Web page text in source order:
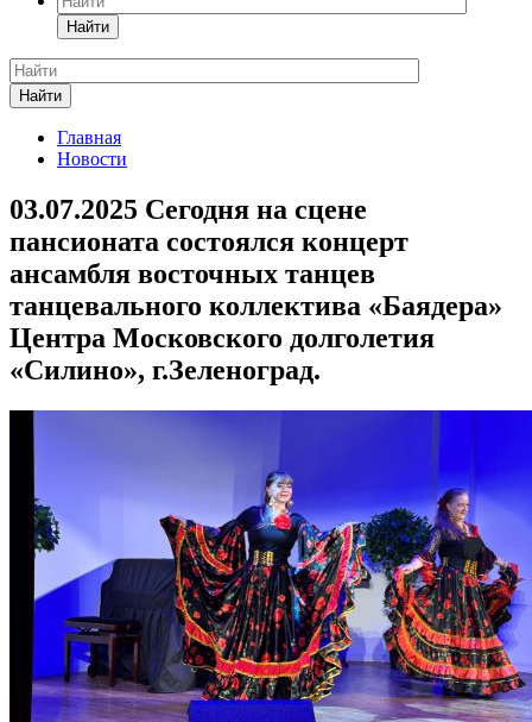
Найти
Найти
Главная
Новости
03.07.2025 Сегодня на сцене
пансионата состоялся концерт
ансамбля восточных танцев
танцевального коллектива «Баядера»
Центра Московского долголетия
«Силино», г.Зеленоград.